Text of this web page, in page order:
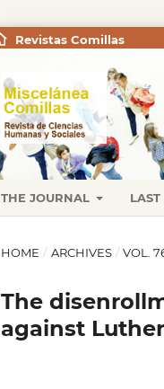
THE JOURNAL LAST
Revistas Comillas
HOME / ARCHIVES / VOL.
The
against